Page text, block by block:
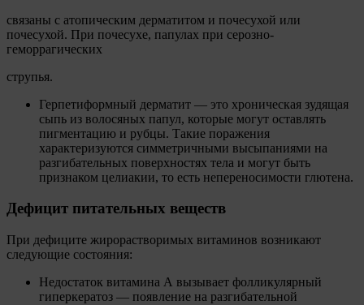
связаны с атопическим дерматитом и почесухой или
почесухой. При почесухе, папулах при серозно-
геморрагических
струпья.
Герпетиформный дерматит — это хроническая зудящая
сыпь из волосяных папул, которые могут оставлять
пигментацию и рубцы. Такие поражения
характеризуются симметричными высыпаниями на
разгибательных поверхностях тела и могут быть
признаком целиакии, то есть непереносимости глютена.
Дефицит питательных веществ
При дефиците жирорастворимых витаминов возникают
следующие состояния:
Недостаток витамина А вызывает фолликулярный
гиперкератоз — появление на разгибательной